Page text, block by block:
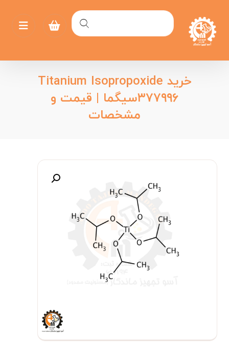
خرید Titanium Isopropoxide
۳۷۷۹۹۶سیگما | قیمت و
مشخصات